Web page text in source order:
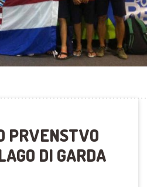
PRVENSTVO
DI GARDA